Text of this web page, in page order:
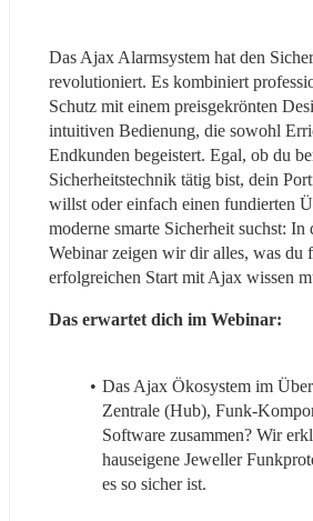
Das Ajax Alarmsystem hat den
revolutioniert. Es kombiniert
Schutz mit einem preisgekrönten
intuitiven Bedienung, die sowohl
Endkunden begeistert. Egal, ob du
Sicherheitstechnik tätig bist, dein
willst oder einfach einen fundierten
moderne smarte Sicherheit suchst: In
Webinar zeigen wir dir alles, was du
erfolgreichen Start mit Ajax wissen
Das erwartet dich im Webinar:
Das Ajax Ökosystem im
Zentrale (Hub), Funk-
Software zusammen? Wir
hauseigene Jeweller
es so sicher ist.